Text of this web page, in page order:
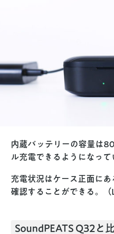
内蔵バッテリーの容量は
ル充電できるようになって
充電状況はケース正面に
確認することができる。（
SoundPEATS Q32と